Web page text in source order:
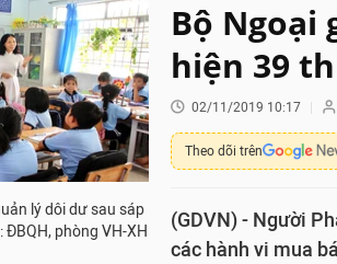
lý dôi dư sau sáp
phòng VH-XH
Bộ Ngoại
hiện 39
02/11/2019 10:17
Theo dõi trên
(GDVN) - Người
các hành vi mua